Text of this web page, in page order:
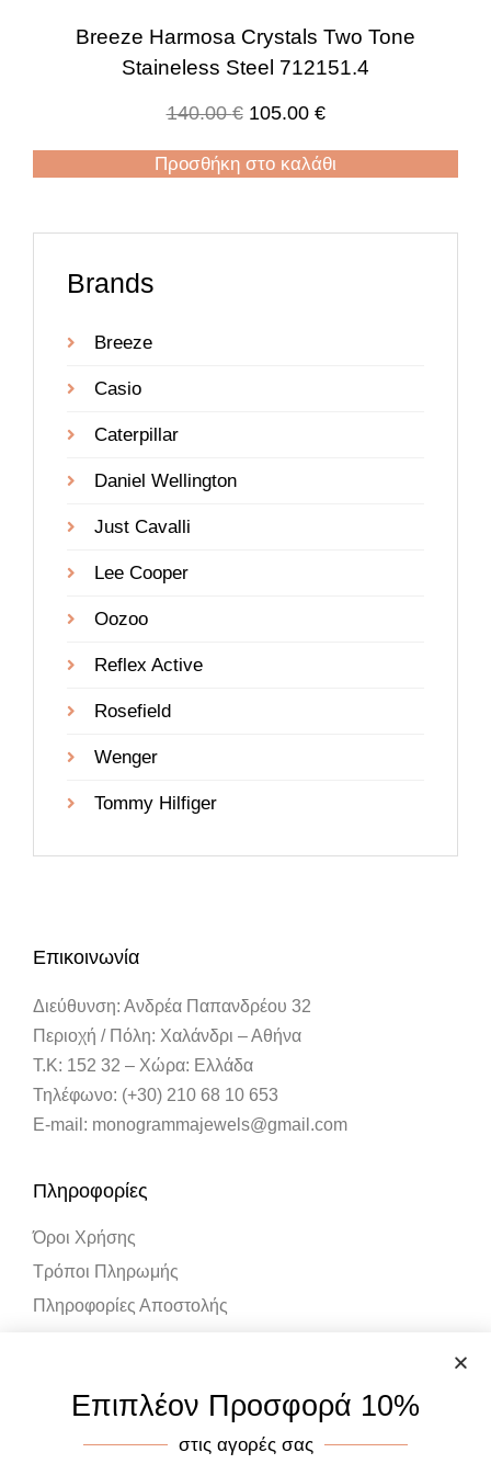
Breeze Harmosa Crystals Two Tone
Staineless Steel 712151.4
140.00€ 105.00 €
Προσθήκη στο καλάθι
Brands
Breeze
Casio
Caterpillar
Daniel Wellington
Just Cavalli
Lee Cooper
Oozoo
Reflex Active
Rosefield
Wenger
Tommy Hilfiger
Επικοινωνία
Διεύθυνση: Ανδρέα Παπανδρέου 32
Περιοχή / Πόλη: Χαλάνδρι – Αθήνα
Τ.Κ: 152 32 – Χώρα: Ελλάδα
Τηλέφωνο: (+30) 210 68 10 653
E-mail: monogrammajewels@gmail.com
Πληροφορίες
Όροι Χρήσης
Τρόποι Πληρωμής
Πληροφορίες Αποστολής
Ο Λογαριασμός μου
Καλάθι Αγορών
Επιπλέον Προσφορά 10%
στις αγορές σας